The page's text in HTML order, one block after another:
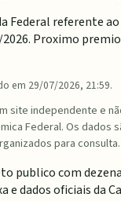
Federal referente
. Proximo
em 29/07/2026, 21:59.
site independente e
Federal. Os dados
para consulta.
publico com
e dados oficiais da